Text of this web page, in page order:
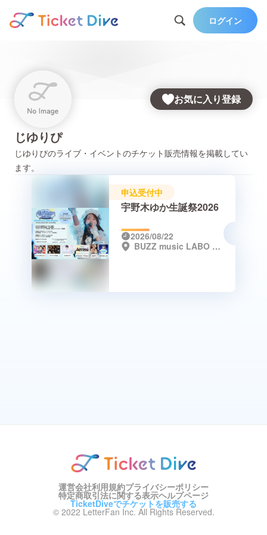
ログイン
お気に入り登録
じゆりぴ
じゆりぴのライブ・イベントのチケット販売情報を掲載してい
ます。
申込受付中
宇野木ゆか生誕祭2026
2026/08/22
BUZZ music LABO Shinjuku
運営会社利用規約プライバシーポリシー
特定商取引法に関する表示ヘルプページ
TicketDiveでチケットを販売する
© 2022 LetterFan Inc. All Rights Reserved.